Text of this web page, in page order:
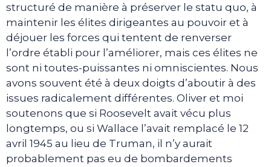
structuré de manière à préserver le statu quo, à
maintenir les élites dirigeantes au pouvoir et à
déjouer les forces qui tentent de renverser
l’ordre établi pour l’améliorer, mais ces élites ne
sont ni toutes-puissantes ni omniscientes. Nous
avons souvent été à deux doigts d’aboutir à des
issues radicalement différentes. Oliver et moi
soutenons que si Roosevelt avait vécu plus
longtemps, ou si Wallace l’avait remplacé le 12
avril 1945 au lieu de Truman, il n’y aurait
probablement pas eu de bombardements